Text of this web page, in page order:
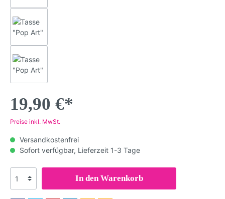
19,90 €*
Preise inkl. MwSt.
Versandkostenfrei
Sofort verfügbar, Lieferzeit 1-3 Tage
In den Warenkorb